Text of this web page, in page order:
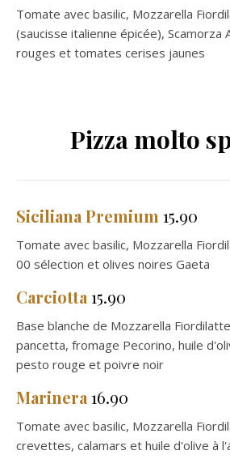
Tomate avec basilic, Mozzarella
(saucisse italienne épicée), Scamorza
rouges et tomates cerises jaunes
Pizza molto
Siciliana Premium 15.90
Tomate avec basilic, Mozzarella
00 sélection et olives noires Gaeta
Carciotta 15.90
Base blanche de Mozzarella
pancetta, fromage Pecorino, huile
pesto rouge et poivre noir
Marinera 16.90
Tomate avec basilic, Mozzarella
crevettes, calamars et huile d'olive à